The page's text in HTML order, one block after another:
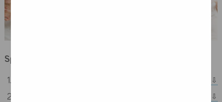
Spis treści: